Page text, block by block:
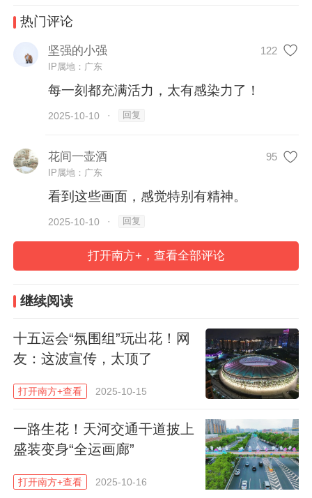
辰时 (7:00-9:00) | 朝气·搏
体育场外，万名跑者静候枪响；
湖心水面，一叶飞舟竞逐激浪。
巳时 (9:00-11:00) | 精进·技
少年醒狮跃动生风，龙舟桨影划破江涛；
热门评论
坚强的小强 122
IP属地：广东
每一刻都充满活力，太有感染力了！
2025-10-10 · 回复
花间一壶酒 95
IP属地：广东
看到这些画面，感觉特别有精神。
2025-10-10 · 回复
打开南方+，查看全部评论
继续阅读
十五运会“氛围组”玩出花！网
友：这波宣传，太顶了
打开南方+查看 2025-10-15
一路生花！天河交通干道披上
盛装变身“全运画廊”
打开南方+查看 2025-10-16